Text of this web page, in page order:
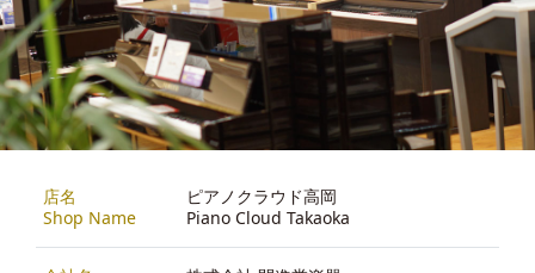
店名
Shop Name
ピアノクラウド高岡
Piano Cloud Takaoka